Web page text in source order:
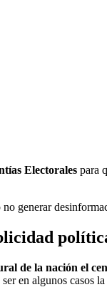
Electorales para
generar
de la nación el
en algunos casos